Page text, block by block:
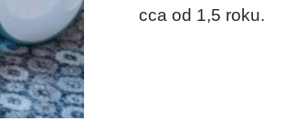
cca od 1,5 roku.